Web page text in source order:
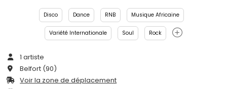
Disco Dance RNB Musique Africaine
Variété Internationale Soul Rock
1 artiste
Belfort (90)
Voir la zone de déplacement